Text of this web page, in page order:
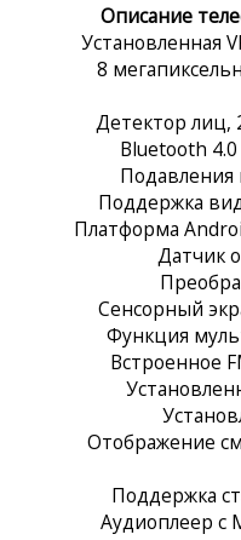
Описание
Установленная
8
Детектор лиц,
Bluetooth
Подавления
Поддержка
Платформа
Датчик
Сенсорный
Функция
Встроенное
Отображение
Поддержка
Аудиоплеер с